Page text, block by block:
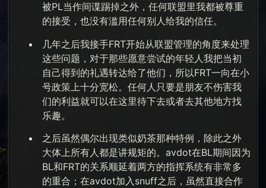
被PL当作间谍踢掉之外，任何联盟里我都被尊重
的接受，也没有滥用任何别人给我的信任。
几年之后我接手FRT开始从联盟管理的角度来处理
这些问题，对于那些愿意尝试的年轻人我把当初
自己得到的礼遇转达给了他们，所以FRT一向在小
号政策上十分宽松。任何人只要是朋友不伤害我
们的利益就可以在这里待下去或者去其他地方找
乐趣。
之后虽然偶尔出现类似奶茶那种特例，除此之外
大体上所有人都是讲规矩的。avdot在BL期间因为
BL和FRT的关系顺延着两方的指挥系统有非常多
的重合；在avdot加入snuff之后，虽然直接合作